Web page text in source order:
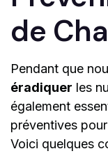
de
Pendant que
éradiquer les
également
préventives
Voici quelques